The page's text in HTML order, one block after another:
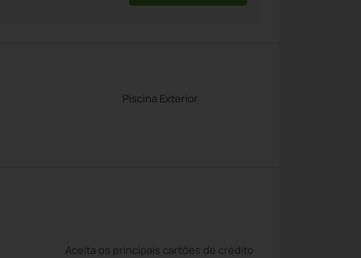
Piscina Exterior
Aceita os principais cartões de crédito